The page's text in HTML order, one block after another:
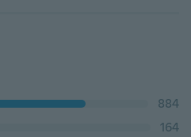
884
164